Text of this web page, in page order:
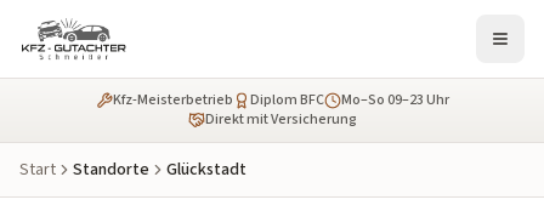
Kfz-Meisterbetrieb Diplom BFC
Mo–So 09–23 Uhr
Direkt mit Versicherung
Start Standorte Glückstadt